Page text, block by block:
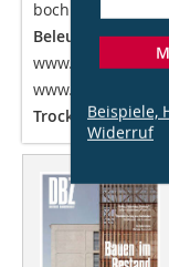
boch.de
Beleuchtung:
Trockenbau:
Beispiele,
Widerruf